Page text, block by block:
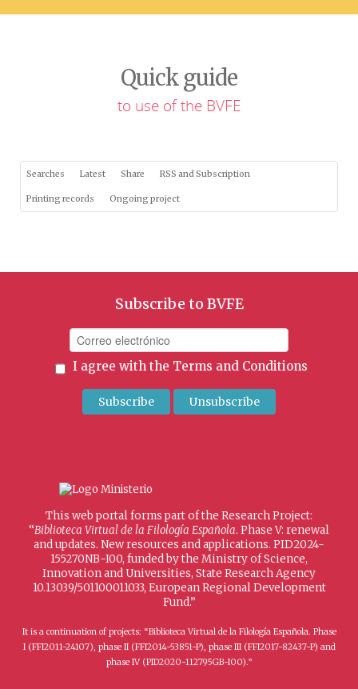
Quick guide
to use of the BVFE
Searches Latest Share RSS and Subscription
Printing records Ongoing project
Subscribe to BVFE
I agree with the Terms and Conditions
This web portal forms part of the Research Project:
“Biblioteca Virtual de la Filología Española. Phase V: renewal
and updates. New resources and applications. PID2024-
155270NB-I00, funded by the Ministry of Science,
Innovation and Universities, State Research Agency
10.13039/501100011033, European Regional Development
Fund.”
It is a continuation of projects: “Biblioteca Virtual de la Filología Española. Phase
I (FFI2011-24107), phase II (FFI2014-53851-P), phase III (FFI2017-82437-P) and
phase IV (PID2020-112795GB-I00).”